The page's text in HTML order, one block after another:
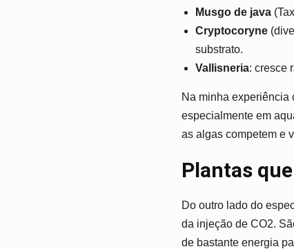
Musgo de java
Cryptocoryne
substrato.
Vallisneria: cresce
Na minha experiência
especialmente em
as algas competem e
Plantas
Do outro lado do
da injeção de CO2.
de bastante energia